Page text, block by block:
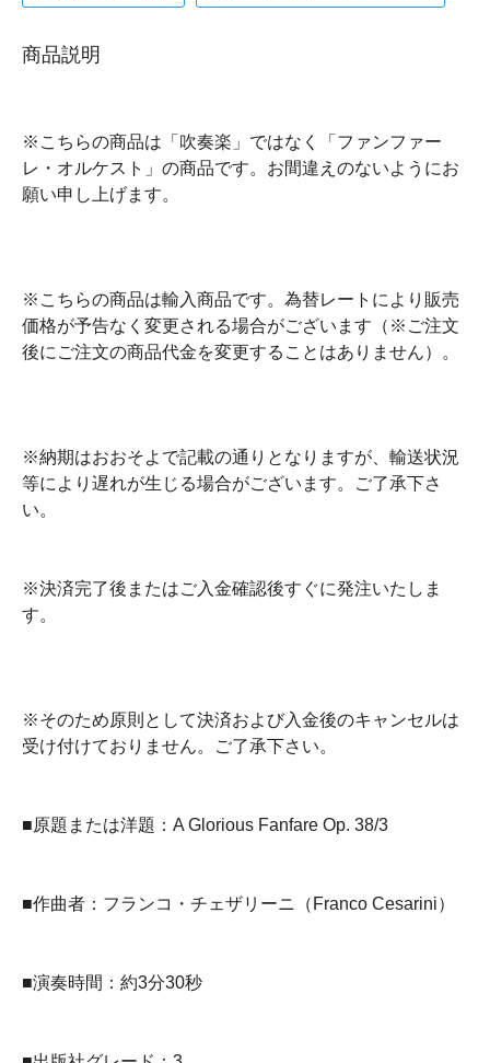
商品説明
※こちらの商品は「吹奏楽」ではなく「ファンファー
レ・オルケスト」の商品です。お間違えのないようにお
願い申し上げます。
※こちらの商品は輸入商品です。為替レートにより販売
価格が予告なく変更される場合がございます（※ご注文
後にご注文の商品代金を変更することはありません）。
※納期はおおそよで記載の通りとなりますが、輸送状況
等により遅れが生じる場合がございます。ご了承下さ
い。
※決済完了後またはご入金確認後すぐに発注いたしま
す。
※そのため原則として決済および入金後のキャンセルは
受け付けておりません。ご了承下さい。
■原題または洋題：A Glorious Fanfare Op. 38/3
■作曲者：フランコ・チェザリーニ（Franco Cesarini）
■演奏時間：約3分30秒